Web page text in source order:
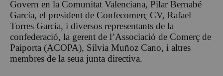
Govern en la Comunitat Valenciana, Pilar Bernabé
García, el president de Confecomerç CV, Rafael
Torres García, i diversos representants de la
confederació, la gerent de l’Associació de Comerç de
Paiporta (ACOPA), Silvia Muñoz Cano, i altres
membres de la seua junta directiva.